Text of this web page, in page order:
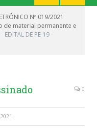
Nº 019/2021
de material permanente e
EDITAL DE PE-19 –
0